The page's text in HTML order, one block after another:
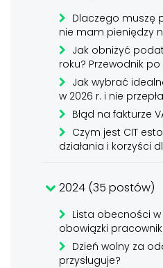
Dlaczego muszę
nie mam pieniędzy
Jak obniżyć
roku? Przewodnik
Jak wybrać
w 2026 r. i nie
Błąd na fakturze
Czym jest CIT
działania i korzyści
2024 (35 postów)
Lista obecności
obowiązki
Dzień wolny za
przysługuje?